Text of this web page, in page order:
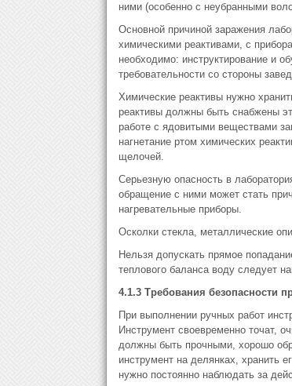
ними (особенно с неубранными
Основной причиной заражения
химическими реактивами, с
необходимо: инструктирование и
требовательности со стороны
Химические реактивы нужно
реактивы должны быть снабжены
работе с ядовитыми веществами
нагнетание ртом химических
щелочей.
Серьезную опасность в
обращение с ними может стать
нагревательные приборы.
Осколки стекла, металлические
Нельзя допускать прямое
теплового баланса воду следует
4.1.3 Требования безопасности
При выполнении ручных работ
Инструмент своевременно точат,
должны быть прочными, хорошо
инструмент на делянках, хранить
нужно постоянно наблюдать за